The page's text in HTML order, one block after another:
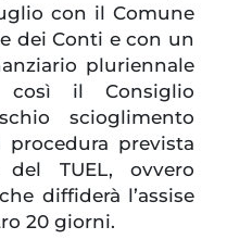
con il Comune
dei Conti e con un
pluriennale
così il Consiglio
scioglimento
prevista
TUEL, ovvero
diffiderà l’assise
20 giorni.